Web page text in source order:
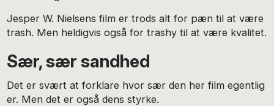
Jesper W. Nielsens film er trods alt for pæn til at være
trash. Men heldigvis også for trashy til at være kvalitet.
Sær, sær sandhed
Det er svært at forklare hvor sær den her film egentlig
er. Men det er også dens styrke.